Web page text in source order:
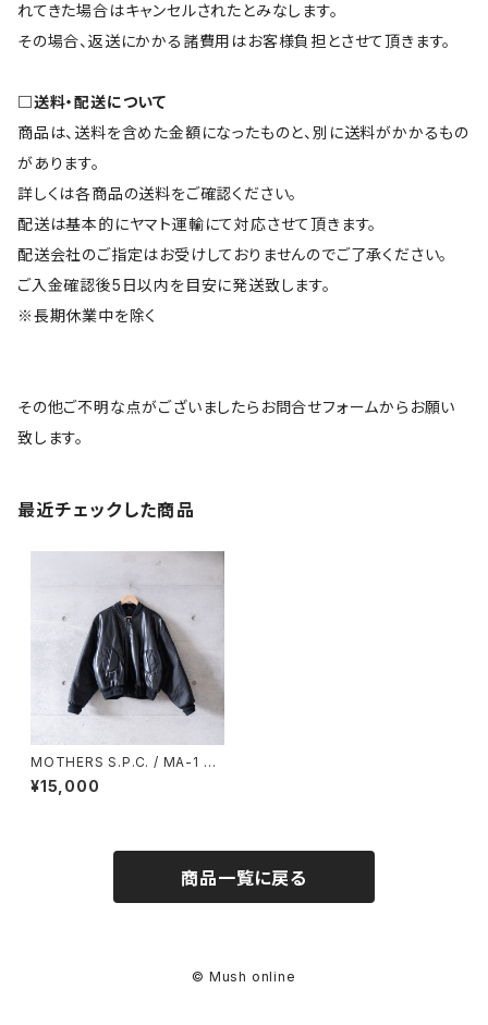
れてきた場合はキャンセルされたとみなします。
その場合、返送にかかる諸費用はお客様負担とさせて頂きます。
□送料・配送について
商品は、送料を含めた金額になったものと、別に送料がかかるもの
があります。
詳しくは各商品の送料をご確認ください。
配送は基本的にヤマト運輸にて対応させて頂きます。
配送会社のご指定はお受けしておりませんのでご了承ください。
ご入金確認後5日以内を目安に発送致します。
※長期休業中を除く
その他ご不明な点がございましたらお問合せフォームからお願い
致します。
最近チェックした商品
MOTHERS S.P.C. / MA-1 JA
CKET (used)
¥15,000
商品一覧に戻る
© Mush online